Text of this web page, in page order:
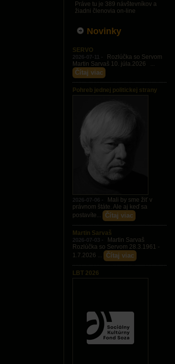
Práve tu je 389 návštevníkov a
žiadni členovia on-line
Novinky
SERVO
2026-07-11 -
Rozlúčka so Servom
Martin Sarvaš 10. júla.2026 ...
Čítaj viac
Pohreb jednej politickej strany
2026-07-06 -
Mali by sme žiť v
právnom štáte. Ale aj keď sa
postavíte...
Čítaj viac
Martin Sarvaš
2026-07-03 -
Martin Sarvaš
Rozlúčka so Servom 28.3.1961 -
1.7.2026 ...
Čítaj viac
LBT 2026